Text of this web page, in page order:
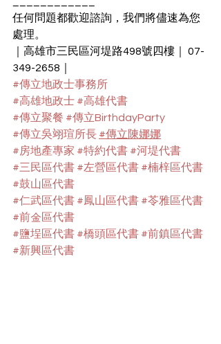
任何問題都歡迎諮詢，我們將儘速為您
處理。
｜高雄市三民區河堤路498號四樓｜ 07-
349-2658｜
#傳立地政士事務所
#高雄地政士 #高雄代書
#傳立聚餐 #傳立BirthdayParty
#傳立吳翊瑄所長 #傳立陳娜娜
#房地產專家 #特約代書 #河堤代書
#三民區代書 #左營區代書 #楠梓區代書
#鼓山區代書
#仁武區代書 #鳳山區代書 #苓雅區代書
#前金區代書
#鹽埕區代書 #橋頭區代書 #前鎮區代書
#新興區代書